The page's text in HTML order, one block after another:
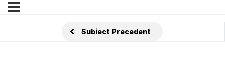
Subiect Precedent